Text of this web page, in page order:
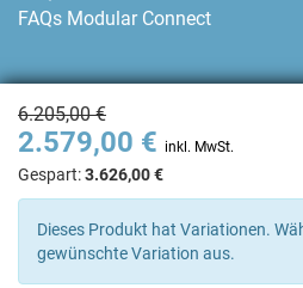
6.205,00 €
2.579,00 € inkl. MwSt.
Gespart:3.626,00 €
Dieses Produkt hat Variationen.
gewünschte Variation aus.
FAQs Modular Connect
Zahlungsmethoden
Kontakt
+34 93 80 04 874